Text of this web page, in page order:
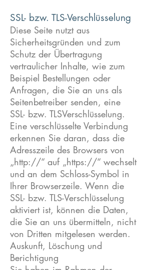
SSL- bzw. TLS-Verschlüsselung
Diese Seite nutzt aus
Sicherheitsgründen und zum
Schutz der Übertragung
vertraulicher Inhalte, wie zum
Beispiel Bestellungen oder
Anfragen, die Sie an uns als
Seitenbetreiber senden, eine
SSL- bzw. TLSVerschlüsselung.
Eine verschlüsselte Verbindung
erkennen Sie daran, dass die
Adresszeile des Browsers von
„http://“ auf „https://“ wechselt
und an dem Schloss-Symbol in
Ihrer Browserzeile. Wenn die
SSL- bzw. TLS-Verschlüsselung
aktiviert ist, können die Daten,
die Sie an uns übermitteln, nicht
von Dritten mitgelesen werden.
Auskunft, Löschung und
Berichtigung